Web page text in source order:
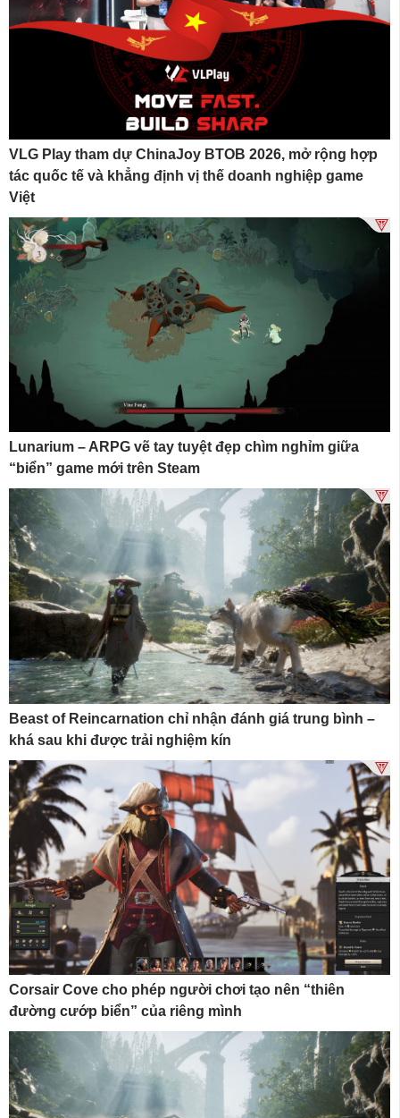
VLG Play tham dự ChinaJoy BTOB 2026, mở rộng hợp
tác quốc tế và khẳng định vị thế doanh nghiệp game
Việt
Lunarium – ARPG vẽ tay tuyệt đẹp chìm nghỉm giữa
“biển” game mới trên Steam
Beast of Reincarnation chỉ nhận đánh giá trung bình –
khá sau khi được trải nghiệm kín
Corsair Cove cho phép người chơi tạo nên “thiên
đường cướp biển” của riêng mình